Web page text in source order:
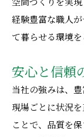
空間づくりを実現
経験豊富な職人
て暮らせる環境を
安心と信頼
当社の強みは、豊
現場ごとに状況
ことで、品質を